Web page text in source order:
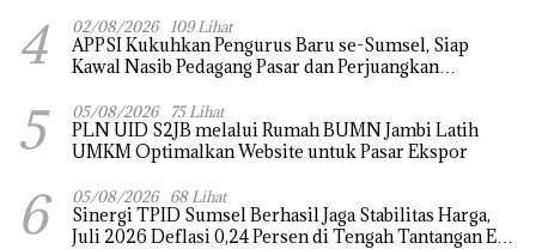
2026
4 02/08/2026 109 Lihat
APPSI Kukuhkan Pengurus Baru se-Sumsel, Siap
Kawal Nasib Pedagang Pasar dan Perjuangkan
5 05/08/2026 75 Lihat
PLN UID S2JB melalui Rumah BUMN Jambi Latih
UMKM Optimalkan Website untuk Pasar Ekspor
6 05/08/2026 68 Lihat
Sinergi TPID Sumsel Berhasil Jaga Stabilitas Harga,
Juli 2026 Deflasi 0,24 Persen di Tengah Tantangan El